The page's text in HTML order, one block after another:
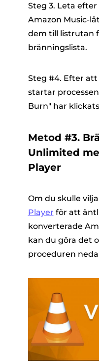
Steg 3. Leta
Amazon Music-
dem till listrutan
bränningslista.
Steg #4. Efter
startar
Burn" har
Metod #3.
Unlimited
Player
Om du skulle
Player för att
konverterade
kan du göra det
proceduren